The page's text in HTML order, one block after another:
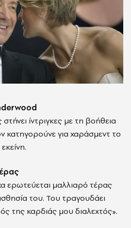
ίντριγκες με τη βοήθεια
κατηγορούνε για χαράσμεντ το
μαλλιαρό τέρας
του. Του τραγουδάει
της καρδιάς μου διαλεχτός».